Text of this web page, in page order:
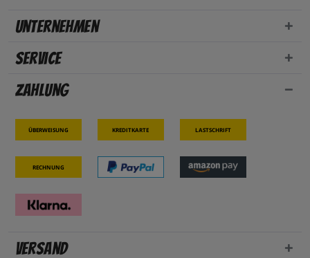
Unternehmen
Service
Zahlung
Überweisung Kreditkarte Lastschrift
Rechnung
Versand